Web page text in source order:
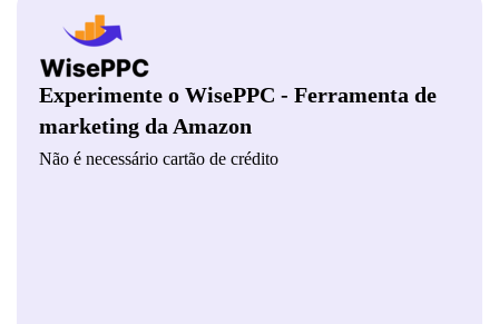
Experimente o WisePPC - Ferramenta de
marketing da Amazon
Não é necessário cartão de crédito